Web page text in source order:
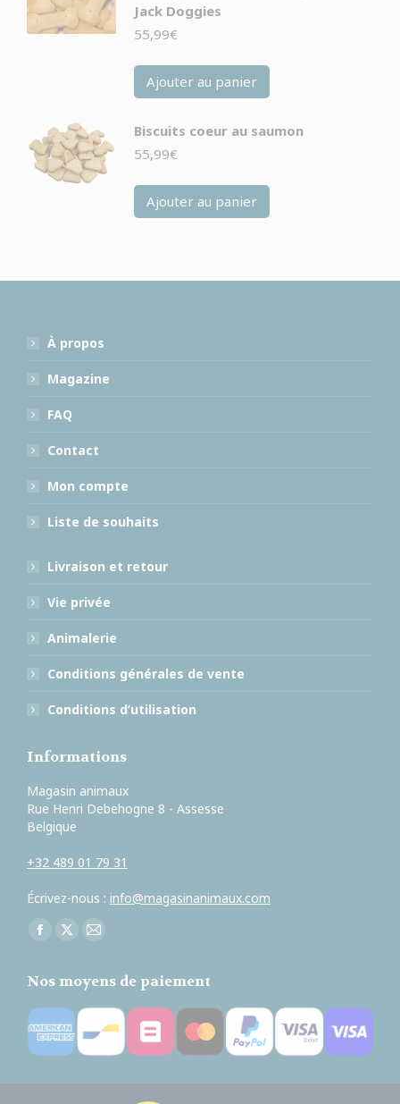
Jack Doggies
55,99€
Ajouter au panier
Biscuits coeur au saumon
55,99€
Ajouter au panier
À propos
Magazine
FAQ
Contact
Mon compte
Liste de souhaits
Livraison et retour
Vie privée
Animalerie
Conditions générales de vente
Conditions d’utilisation
Informations
Magasin animaux
Rue Henri Debehogne 8 - Assesse
Belgique
+32 489 01 79 31
Écrivez-nous : info@magasinanimaux.com
Trouvez nous sur :
Facebook
opens
in
new
window
X
opens
in
new
window
E-
page
opens
in
new
Nos moyens de paiement